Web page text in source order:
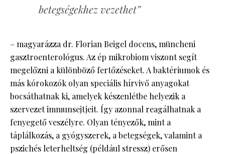
betegségekhez vezethet”
– magyarázza dr. Florian Beigel docens, müncheni
gasztroenterológus. Az ép mikrobiom viszont segít
megelőzni a különböző fertőzéseket. A baktériumok és
más kórokozók olyan speciális hírvivő anyagokat
bocsáthatnak ki, amelyek készenlétbe helyezik a
szervezet immunsejtjeit. Így azonnal reagálhatnak a
fenyegető veszélyre. Olyan tényezők, mint a
táplálkozás, a gyógyszerek, a betegségek, valamint a
pszichés leterheltség (például stressz) erősen